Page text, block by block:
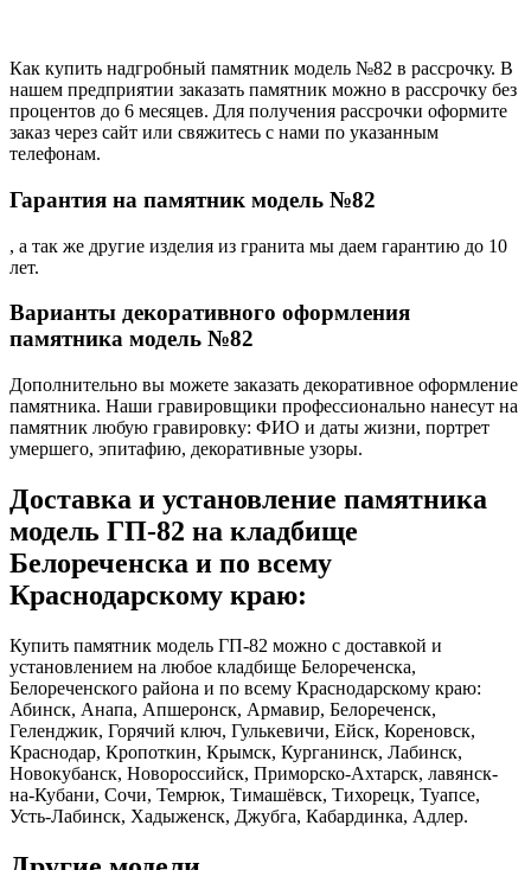
Как купить надгробный памятник модель №82 в рассрочку. В
нашем предприятии заказать памятник можно в рассрочку без
процентов до 6 месяцев. Для получения рассрочки оформите
заказ через сайт или свяжитесь с нами по указанным
телефонам.
Гарантия на памятник модель №82
, а так же другие изделия из гранита мы даем гарантию до 10
лет.
Варианты декоративного оформления
памятника модель №82
Дополнительно вы можете заказать декоративное оформление
памятника. Наши гравировщики профессионально нанесут на
памятник любую гравировку: ФИО и даты жизни, портрет
умершего, эпитафию, декоративные узоры.
Доставка и установление памятника
модель ГП-82 на кладбище
Белореченска и по всему
Краснодарскому краю:
Купить памятник модель ГП-82 можно с доставкой и
установлением на любое кладбище Белореченска,
Белореченского района и по всему Краснодарскому краю:
Абинск, Анапа, Апшеронск, Армавир, Белореченск,
Геленджик, Горячий ключ, Гулькевичи, Ейск, Кореновск,
Краснодар, Кропоткин, Крымск, Курганинск, Лабинск,
Новокубанск, Новороссийск, Приморско-Ахтарск, лавянск-
на-Кубани, Сочи, Темрюк, Тимашёвск, Тихорецк, Туапсе,
Усть-Лабинск, Хадыженск, Джубга, Кабардинка, Адлер.